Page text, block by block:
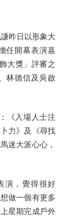
昨日以形象大
任開幕表演嘉
大獎」評審之
林德信及吳啟
《入場人士注
力》及《尋找
迷大派心心，
，覺得很好
做一個有更多
星期完成戶外